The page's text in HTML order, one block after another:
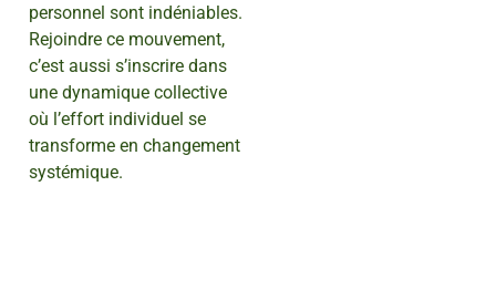
personnel sont indéniables.
Rejoindre ce mouvement,
c’est aussi s’inscrire dans
une dynamique collective
où l’effort individuel se
transforme en changement
systémique.